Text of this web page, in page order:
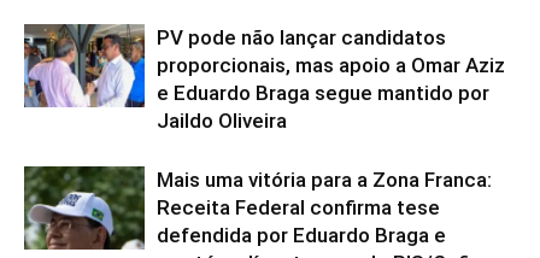
PV pode não lançar candidatos
proporcionais, mas apoio a Omar Aziz
e Eduardo Braga segue mantido por
Jaildo Oliveira
Mais uma vitória para a Zona Franca:
Receita Federal confirma tese
defendida por Eduardo Braga e